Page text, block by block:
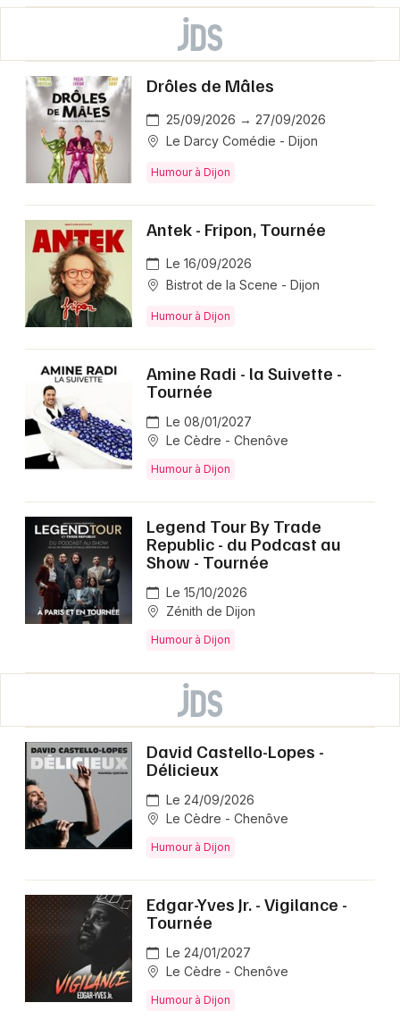
Drôles de Mâles
25/09/2026 → 27/09/2026
Le Darcy Comédie - Dijon
Humour à Dijon
Antek - Fripon, Tournée
Le 16/09/2026
Bistrot de la Scene - Dijon
Humour à Dijon
Amine Radi - la Suivette -
Tournée
Le 08/01/2027
Le Cèdre - Chenôve
Humour à Dijon
Legend Tour By Trade
Republic - du Podcast au
Show - Tournée
Le 15/10/2026
Zénith de Dijon
Humour à Dijon
David Castello-Lopes -
Délicieux
Le 24/09/2026
Le Cèdre - Chenôve
Humour à Dijon
Edgar-Yves Jr. - Vigilance -
Tournée
Le 24/01/2027
Le Cèdre - Chenôve
Humour à Dijon